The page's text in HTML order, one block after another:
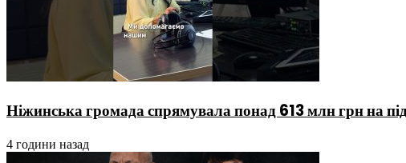
Ніжинська громада спрямувала понад 613 млн грн на
4 години назад